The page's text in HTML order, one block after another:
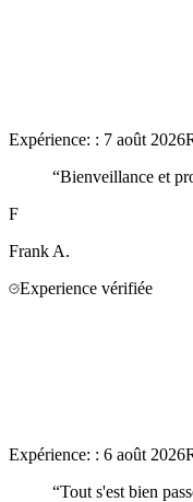
Expérience: : 7 août 2026
“Bienveillance et
F
Frank A.
Experience vérifiée
Expérience: : 6 août 2026
“Tout s'est bien